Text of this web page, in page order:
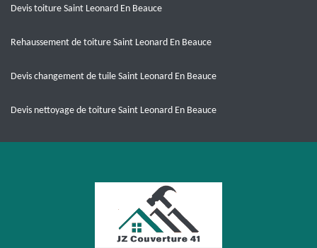
Devis toiture Saint Leonard En Beauce
Rehaussement de toiture Saint Leonard En Beauce
Devis changement de tuile Saint Leonard En Beauce
Devis nettoyage de toiture Saint Leonard En Beauce